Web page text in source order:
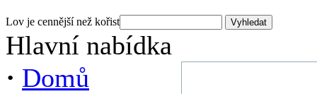
Lov je cennější než kořist
Hlavní nabídka
· Domů